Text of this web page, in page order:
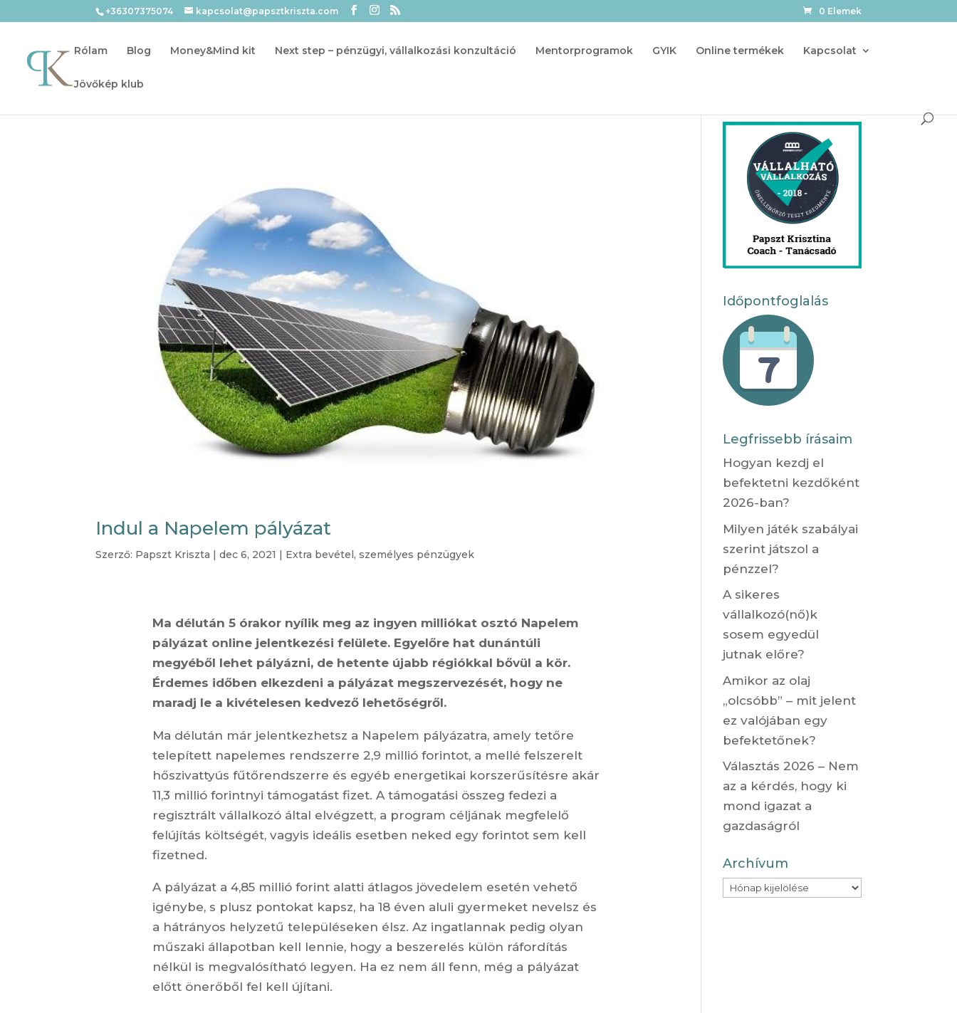
+36307375074 kapcsolat@papsztkriszta.com 0 Elemek
Rólam Blog Money&Mind kit Next step – pénzügyi, vállalkozási konzultáció Mentorprogramok GYIK Online termékek Kapcsolat
Jövőkép klub
Indul a Napelem pályázat
Szerző: Papszt Kriszta |dec 6, 2021 | Extra bevétel,személyes pénzügyek
Ma délután 5 órakor nyílik meg az ingyen milliókat osztó Napelem
pályázat online jelentkezési felülete. Egyelőre hat dunántúli
megyéből lehet pályázni, de hetente újabb régiókkal bővül a kör.
Érdemes időben elkezdeni a pályázat megszervezését, hogy ne
maradj le a kivételesen kedvező lehetőségről.
Ma délután már jelentkezhetsz a Napelem pályázatra, amely tetőre
telepített napelemes rendszerre 2,9 millió forintot, a mellé felszerelt
hőszivattyús fűtőrendszerre és egyéb energetikai korszerűsítésre akár
11,3 millió forintnyi támogatást fizet. A támogatási összeg fedezi a
regisztrált vállalkozó által elvégzett, a program céljának megfelelő
felújítás költségét, vagyis ideális esetben neked egy forintot sem kell
fizetned.
A pályázat a 4,85 millió forint alatti átlagos jövedelem esetén vehető
igénybe, s plusz pontokat kapsz, ha 18 éven aluli gyermeket nevelsz és
a hátrányos helyzetű településeken élsz. Az ingatlannak pedig olyan
műszaki állapotban kell lennie, hogy a beszerelés külön ráfordítás
nélkül is megvalósítható legyen. Ha ez nem áll fenn, még a pályázat
előtt önerőből fel kell újítani.
Időpontfoglalás
Legfrissebb írásaim
Hogyan kezdj el
befektetni kezdőként
2026-ban?
Milyen játék szabályai
szerint játszol a
pénzzel?
A sikeres
vállalkozó(nő)k
sosem egyedül
jutnak előre?
Amikor az olaj
„olcsóbb” – mit jelent
ez valójában egy
befektetőnek?
Választás 2026 – Nem
az a kérdés, hogy ki
mond igazat a
gazdaságról
Archívum
Archívum